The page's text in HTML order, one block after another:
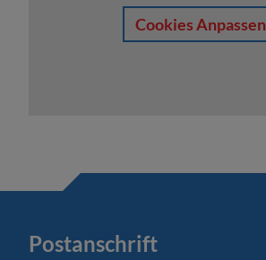
Cookies Anpassen
Postanschrift